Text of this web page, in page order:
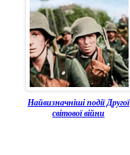
Найвизначніші події Другої
світової війни